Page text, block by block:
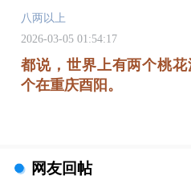
八两以上
2026-03-05 01:54:17
都说，世界上有两个桃
个在重庆酉阳。
网友回帖